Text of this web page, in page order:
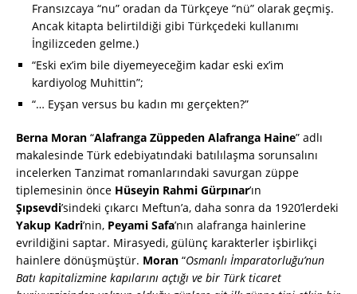
Fransızcaya “nu” oradan da Türkçeye “nü” olarak geçmiş.
Ancak kitapta belirtildiği gibi Türkçedeki kullanımı
İngilizceden gelme.)
“Eski ex’im bile diyemeyeceğim kadar eski ex’im
kardiyolog Muhittin”;
“… Eyşan versus bu kadın mı gerçekten?”
Berna Moran “Alafranga Züppeden Alafranga Haine” adlı
makalesinde Türk edebiyatındaki batılılaşma sorunsalını
incelerken Tanzimat romanlarındaki savurgan züppe
tiplemesinin önce Hüseyin Rahmi Gürpınar’ın
Şıpsevdi’sindeki çıkarcı Meftun’a, daha sonra da 1920’lerdeki
Yakup Kadri’nin, Peyami Safa’nın alafranga hainlerine
evrildiğini saptar. Mirasyedi, gülünç karakterler işbirlikçi
hainlere dönüşmüştür. Moran “Osmanlı İmparatorluğu’nun
Batı kapitalizmine kapılarını açtığı ve bir Türk ticaret